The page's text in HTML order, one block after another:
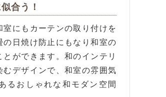
合う！
にもカーテンの取り付けを
の日焼け防止にもなり和室の
ができます。和のインテリ
むデザインで、和室の雰囲気
るおしゃれな和モダン空間